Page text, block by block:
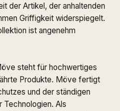
der Artikel, der anhaltenden
Griffigkeit widerspiegelt.
ist angenehm
steht für hochwertiges
Produkte. Möve fertigt
und der ständigen
Technologien. Als